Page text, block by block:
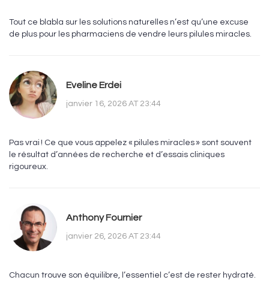
Tout ce blabla sur les solutions naturelles n’est qu’une excuse
de plus pour les pharmaciens de vendre leurs pilules miracles.
Eveline Erdei
janvier 16, 2026 AT 23:44
Pas vrai ! Ce que vous appelez « pilules miracles » sont souvent
le résultat d’années de recherche et d’essais cliniques
rigoureux.
Anthony Fournier
janvier 26, 2026 AT 23:44
Chacun trouve son équilibre, l’essentiel c’est de rester hydraté.